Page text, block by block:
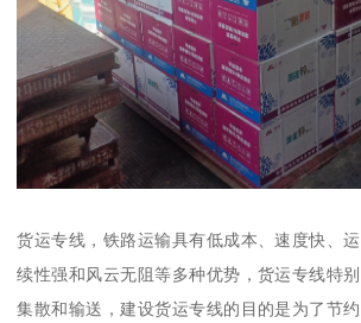
货运专线，铁路运输具有低成本、速度快、
续性强和风云无阻等多种优势，货运专线特
集散和输送，建设货运专线的目的是为了节